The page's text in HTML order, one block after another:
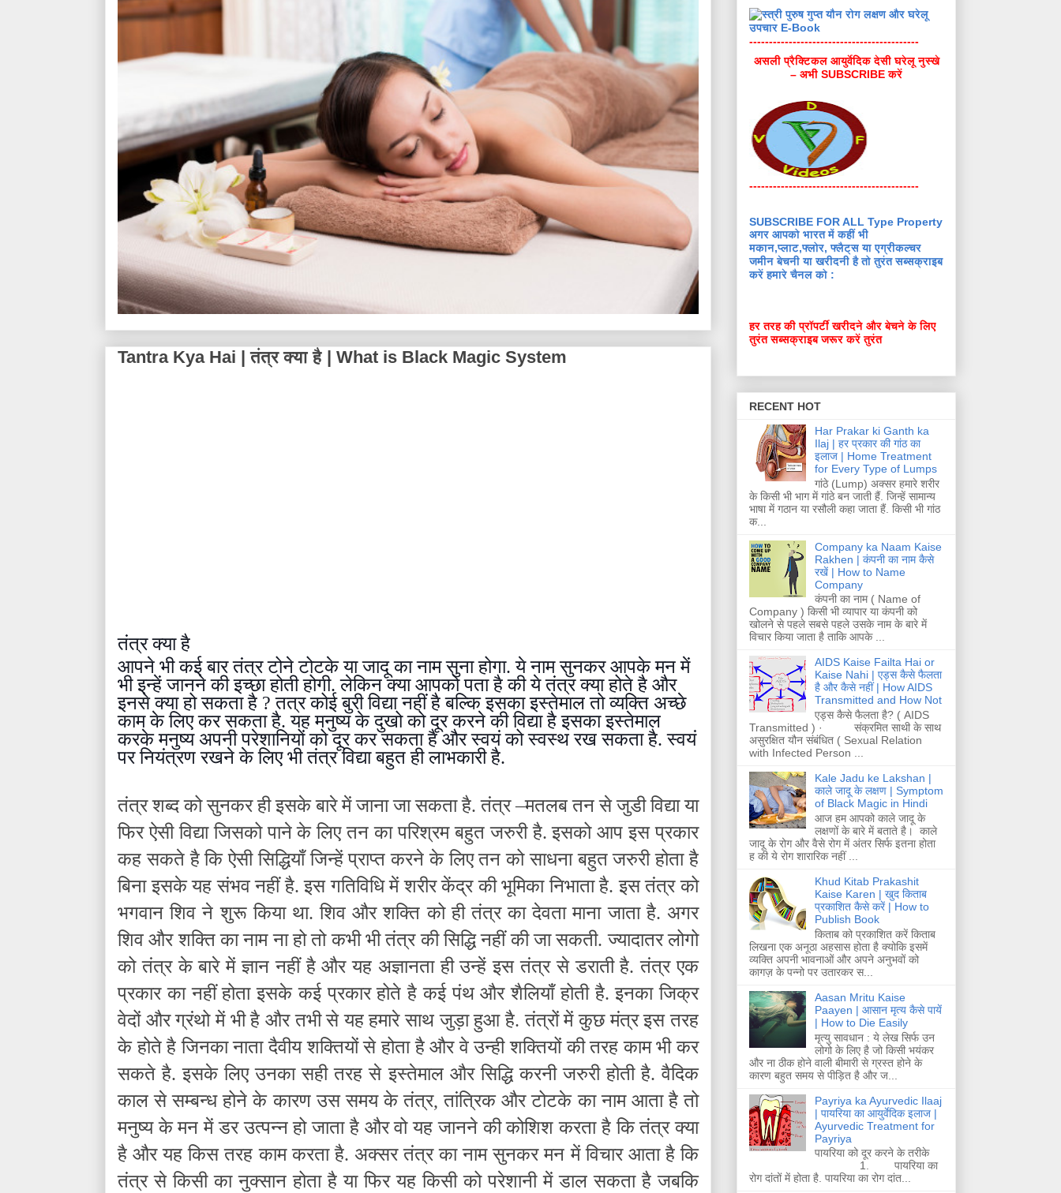
Tantra Kya Hai | तंत्र क्या है | What is Black Magic System
तंत्र क्या है
आपने भी कई बार तंत्र टोने टोटके या जादू का नाम सुना होगा. ये नाम सुनकर आपके मन में
भी इन्हें जानने की इच्छा होती होगी. लेकिन क्या आपको पता है की ये तंत्र क्या होते है और
इनसे क्या हो सकता है ? तत्र कोई बुरी विद्या नहीं है बल्कि इसका इस्तेमाल तो व्यक्ति अच्छे
काम के लिए कर सकता है. यह मनुष्य के दुखो को दूर करने की विद्या है इसका इस्तेमाल
करके मनुष्य अपनी परेशानियों को दूर कर सकता है और स्वयं को स्वस्थ रख सकता है. स्वयं
पर नियंत्रण रखने के लिए भी तंत्र विद्या बहुत ही लाभकारी है.
तंत्र शब्द को सुनकर ही इसके बारे में जाना जा सकता है. तंत्र –मतलब तन से जुडी विद्या या
फिर ऐसी विद्या जिसको पाने के लिए तन का परिश्रम बहुत जरुरी है. इसको आप इस प्रकार
कह सकते है कि ऐसी सिद्धियाँ जिन्हें प्राप्त करने के लिए तन को साधना बहुत जरुरी होता है
बिना इसके यह संभव नहीं है. इस गतिविधि में शरीर केंद्र की भूमिका निभाता है. इस तंत्र को
भगवान शिव ने शुरू किया था. शिव और शक्ति को ही तंत्र का देवता माना जाता है. अगर
शिव और शक्ति का नाम ना हो तो कभी भी तंत्र की सिद्धि नहीं की जा सकती. ज्यादातर लोगो
को तंत्र के बारे में ज्ञान नहीं है और यह अज्ञानता ही उन्हें इस तंत्र से डराती है. तंत्र एक
प्रकार का नहीं होता इसके कई प्रकार होते है कई पंथ और शैलियाँ होती है. इनका जिक्र
वेदों और ग्रंथो में भी है और तभी से यह हमारे साथ जुड़ा हुआ है. तंत्रों में कुछ मंत्र इस तरह
के होते है जिनका नाता दैवीय शक्तियों से होता है और वे उन्ही शक्तियों की तरह काम भी कर
सकते है. इसके लिए उनका सही तरह से इस्तेमाल और सिद्धि करनी जरुरी होती है. वैदिक
काल से सम्बन्ध होने के कारण उस समय के तंत्र, तांत्रिक और टोटके का नाम आता है तो
मनुष्य के मन में डर उत्पन्न हो जाता है और वो यह जानने की कोशिश करता है कि तंत्र क्या
है और यह किस तरह काम करता है. अक्सर तंत्र का नाम सुनकर मन में विचार आता है कि
तंत्र से किसी का नुक्सान होता है या फिर यह किसी को परेशानी में डाल सकता है जबकि
-------------------------------------------
असली प्रैक्टिकल आयुर्वेदिक देसी घरेलू नुस्खे
– अभी SUBSCRIBE करें
-------------------------------------------
SUBSCRIBE FOR ALL Type Property
अगर आपको भारत में कहीं भी
मकान,प्लाट,फ्लोर, फ्लैट्स या एग्रीकल्चर
जमीन बेचनी या खरीदनी है तो तुरंत सब्सक्राइब
करें हमारे चैनल को :
हर तरह की प्रॉपर्टी खरीदने और बेचने के लिए
तुरंत सब्सक्राइब जरूर करें तुरंत
RECENT HOT
Har Prakar ki Ganth ka
Ilaj | हर प्रकार की गांठ का
इलाज | Home Treatment
for Every Type of Lumps
गांठे (Lump) अक्सर हमारे शरीर
के किसी भी भाग में गांठे बन जाती हैं. जिन्हें सामान्य
भाषा में गठान या रसौली कहा जाता हैं. किसी भी गांठ
क...
Company ka Naam Kaise
Rakhen | कंपनी का नाम कैसे
रखें | How to Name
Company
कंपनी का नाम ( Name of
Company ) किसी भी व्यापार या कंपनी को
खोलने से पहले सबसे पहले उसके नाम के बारे में
विचार किया जाता है ताकि आपके ...
AIDS Kaise Failta Hai or
Kaise Nahi | एड्स कैसे फैलता
है और कैसे नहीं | How AIDS
Transmitted and How Not
एड्स कैसे फैलता है? ( AIDS
Transmitted ) · संक्रमित साथी के साथ
असुरक्षित यौन संबंधित ( Sexual Relation
with Infected Person ...
Kale Jadu ke Lakshan |
काले जादू के लक्षण | Symptom
of Black Magic in Hindi
आज हम आपको काले जादू के
लक्षणों के बारे में बताते है। काले
जादू के रोग और वैसे रोग में अंतर सिर्फ इतना होता
ह की ये रोग शारारिक नहीं ...
Khud Kitab Prakashit
Kaise Karen | खुद किताब
प्रकाशित कैसे करें | How to
Publish Book
किताब को प्रकाशित करें किताब
लिखना एक अनूठा अहसास होता है क्योकि इसमें
व्यक्ति अपनी भावनाओं और अपने अनुभवों को
कागज़ के पन्नो पर उतारकर स...
Aasan Mritu Kaise
Paayen | आसान मृत्य कैसे पायें
| How to Die Easily
मृत्यु सावधान : ये लेख सिर्फ उन
लोगो के लिए है जो किसी भयंकर
और ना ठीक होने वाली बीमारी से ग्रस्त होने के
कारण बहुत समय से पीड़ित है और ज...
Payriya ka Ayurvedic Ilaaj
| पायरिया का आयुर्वेदिक इलाज |
Ayurvedic Treatment for
Payriya
पायरिया को दूर करने के तरीके
1. पायरिया का
रोग दांतों में होता है. पायरिया का रोग दांत...